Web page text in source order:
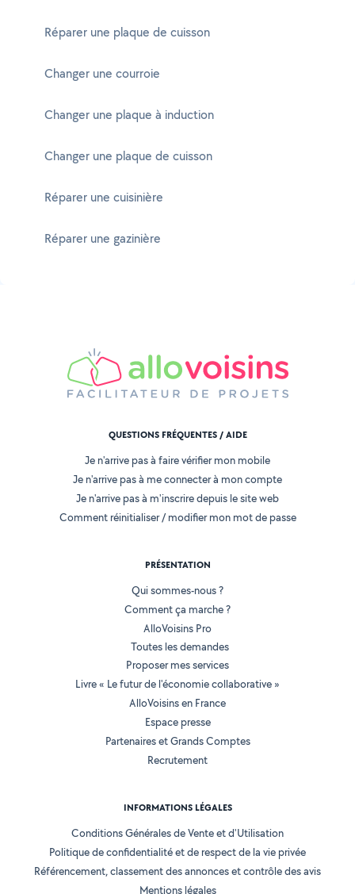
Réparer une plaque de cuisson
Changer une courroie
Changer une plaque à induction
Changer une plaque de cuisson
Réparer une cuisinière
Réparer une gazinière
QUESTIONS FRÉQUENTES / AIDE
Je n'arrive pas à faire vérifier mon mobile
Je n'arrive pas à me connecter à mon compte
Je n'arrive pas à m'inscrire depuis le site web
Comment réinitialiser / modifier mon mot de passe
PRÉSENTATION
Qui sommes-nous ?
Comment ça marche ?
AlloVoisins Pro
Toutes les demandes
Proposer mes services
Livre « Le futur de l'économie collaborative »
AlloVoisins en France
Espace presse
Partenaires et Grands Comptes
Recrutement
INFORMATIONS LÉGALES
Conditions Générales de Vente et d'Utilisation
Politique de confidentialité et de respect de la vie privée
Référencement, classement des annonces et contrôle des avis
Mentions légales